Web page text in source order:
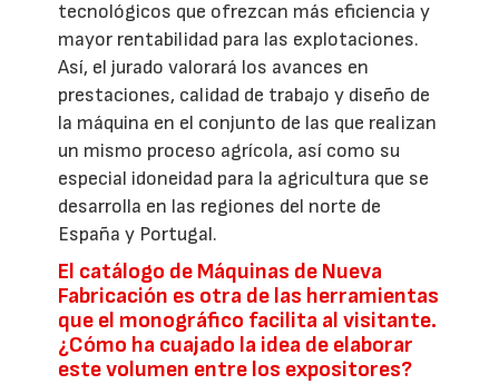
tecnológicos que ofrezcan más eficiencia y
mayor rentabilidad para las explotaciones.
Así, el jurado valorará los avances en
prestaciones, calidad de trabajo y diseño de
la máquina en el conjunto de las que realizan
un mismo proceso agrícola, así como su
especial idoneidad para la agricultura que se
desarrolla en las regiones del norte de
España y Portugal.
El catálogo de Máquinas de Nueva
Fabricación es otra de las herramientas
que el monográfico facilita al visitante.
¿Cómo ha cuajado la idea de elaborar
este volumen entre los expositores?